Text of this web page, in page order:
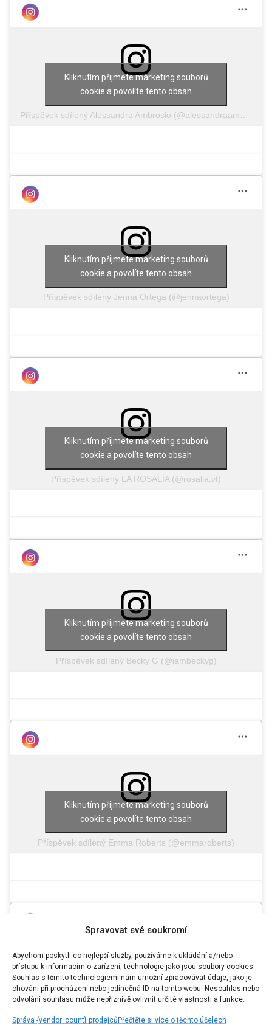
Spravovat své soukromí
Abychom poskytli co nejlepší služby, používáme k ukládání a/nebo
přístupu k informacím o zařízení, technologie jako jsou soubory cookies.
Souhlas s těmito technologiemi nám umožní zpracovávat údaje, jako je
chování při procházení nebo jedinečná ID na tomto webu. Nesouhlas nebo
odvolání souhlasu může nepříznivě ovlivnit určité vlastnosti a funkce.
Správa {vendor_count} prodejcůPřečtěte si více o těchto účelech
Příspěvek sdílený Alessandra Ambrosio (@alessandraambrosio)
Kliknutím přijmete marketing souborů
cookie a povolíte tento obsah
Příspěvek sdílený Jenna Ortega (@jennaortega)
Kliknutím přijmete marketing souborů
cookie a povolíte tento obsah
Příspěvek sdílený LA ROSALÍA (@rosalia.vt)
Kliknutím přijmete marketing souborů
cookie a povolíte tento obsah
Příspěvek sdílený Becky G (@iambeckyg)
Kliknutím přijmete marketing souborů
cookie a povolíte tento obsah
Příspěvek sdílený Emma Roberts (@emmaroberts)
Kliknutím přijmete marketing souborů
cookie a povolíte tento obsah
Kliknutím přijmete marketing souborů
cookie a povolíte tento obsah